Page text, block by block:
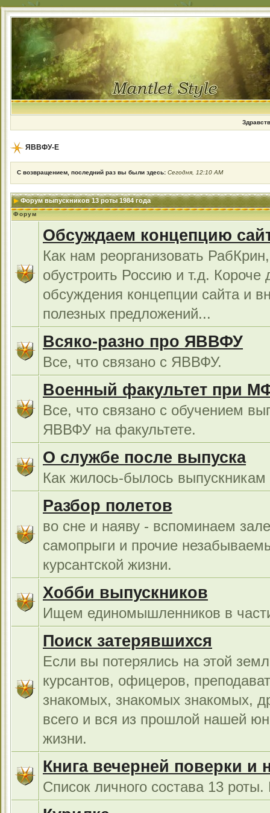
ЯВВФУ-Е
С возвращением, последний раз вы были здесь: Сегодня, 12:10 AM
Форум выпускников 13 роты 1984 года
Форум
Обсуждаем концепцию
Как нам реорганизовать
обустроить Россию и т.д. Короче
обсуждения концепции сайта и
полезных предложений...
Всяко-разно про ЯВВФУ
Все, что связано с ЯВВФУ.
Военный факультет при
Все, что связано с обучением
ЯВВФУ на факультете.
О службе после выпуска
Как жилось-былось выпускникам
Разбор полетов
во сне и наяву - вспоминаем
самопрыги и прочие
курсантской жизни.
Хобби выпускников
Ищем единомышленников в
Поиск затерявшихся
Если вы потерялись на этой
курсантов, офицеров,
знакомых, знакомых знакомых,
всего и вся из прошлой нашей
жизни.
Книга вечерней поверки и
Список личного состава 13